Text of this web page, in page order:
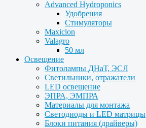
Advanced Hydroponics
Удобрения
Стимуляторы
Maxiclon
Valagro
50 мл
Освещение
Фитолампы ДНаТ, ЭСЛ
Светильники, отражатели
LED освещение
ЭПРА, ЭМПРА
Материалы для монтажа
Светодиоды и LED матрицы
Блоки питания (драйверы)